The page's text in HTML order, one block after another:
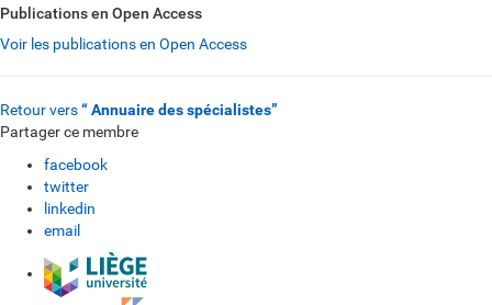
Publications en Open Access
Voir les publications en Open Access
Retour vers“ Annuaire des spécialistes”
Partager ce membre
facebook
twitter
linkedin
email